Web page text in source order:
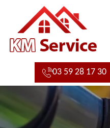
03 59 28 17 30